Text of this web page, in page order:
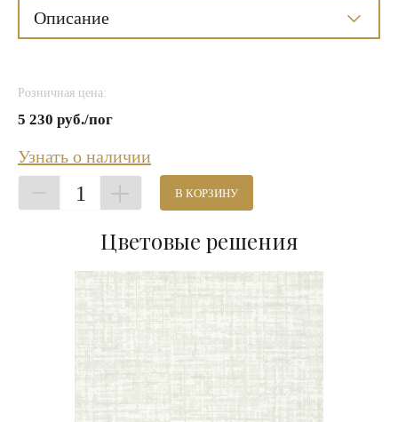
Описание
Розничная цена:
5 230 руб./пог
Узнать о наличии
1 В КОРЗИНУ
Цветовые решения